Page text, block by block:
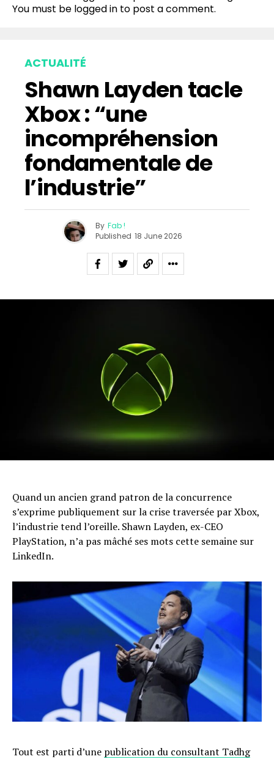
You must be logged in to post a comment.
ACTUALITÉ
Shawn Layden tacle
Xbox : “une
incompréhension
fondamentale de
l’industrie”
By Fab !
Published 18 June 2026
Quand un ancien grand patron de la concurrence
s’exprime publiquement sur la crise traversée par Xbox,
l’industrie tend l’oreille. Shawn Layden, ex-CEO
PlayStation, n’a pas mâché ses mots cette semaine sur
LinkedIn.
Tout est parti d’une publication du consultant Tadhg